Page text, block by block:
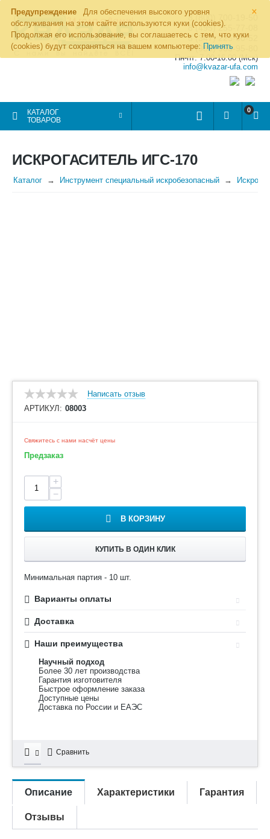
×
Предупреждение
Для обеспечения высокого уровня
обслуживания на этом сайте используются куки (cookies).
Продолжая его использование, вы соглашаетесь с тем, что куки
(cookies) будут сохраняться на вашем компьютере: Принять
8 (800) 700-19-50
8 (495) 255-77-08
8 (347) 225-00-52
8 (986) 963-95-80
Пн-пт: 7.00-16.00 (Мск)
info@kvazar-ufa.com
КАТАЛОГ
ТОВАРОВ
0
ИСКРОГАСИТЕЛЬ ИГС-170
Каталог Инструмент специальный искробезопасный
Написать отзыв
АРТИКУЛ: 08003
Свяжитесь с нами насчёт цены
Предзаказ
+
−
В КОРЗИНУ
КУПИТЬ В ОДИН КЛИК
Минимальная партия - 10 шт.
Варианты оплаты
Доставка
Наши преимущества
Научный подход
Более 30 лет производства
Гарантия изготовителя
Быстрое оформление заказа
Доступные цены
Доставка по России и ЕАЭС
Сравнить
Описание Характеристики Гарантия
Отзывы